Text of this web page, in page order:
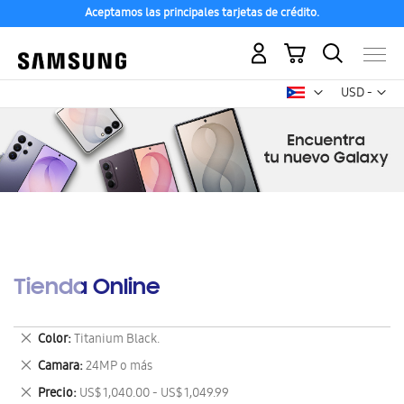
Aceptamos las principales tarjetas de crédito.
USD -
dólar
Mi carrito
Tienda Online
Color Titanium Black.
Eliminar
este
artículo
Camara 24MP o más
Eliminar
este
Precio US$ 1,040.00 - US$ 1,049.99
Eliminar